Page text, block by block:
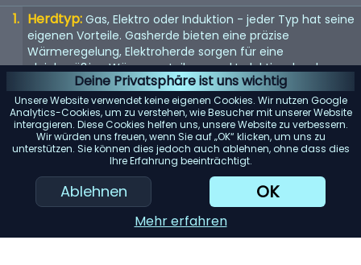
Deine Privatsphäre ist uns wichtig
Unsere Website verwendet keine eigenen Cookies. Wir nutzen Google
Analytics-Cookies, um zu verstehen, wie Besucher mit unserer Website
interagieren. Diese Cookies helfen uns, unsere Website zu verbessern.
Wir würden uns freuen, wenn Sie auf „OK“ klicken, um uns zu
unterstützen. Sie können dies jedoch auch ablehnen, ohne dass dies
Ihre Erfahrung beeinträchtigt.
Ablehnen OK
Mehr erfahren
Herdtyp: Gas, Elektro oder Induktion - jeder Typ hat seine
eigenen Vorteile. Gasherde bieten eine präzise
Wärmeregelung, Elektroherde sorgen für eine
gleichmäßige Wärmeverteilung und Induktionsherde
ermöglichen ein schnelles und effizientes Erhitzen.
Größe: Die Größe des Herds sollte in Ihre Küche passen
und Ihren Kochbedürfnissen entsprechen.
Standardbreiten sind 30 und 36 Zoll, aber es sind auch
größere Modelle erhältlich.
Anzahl der Brenner:
Mehr Brenner bieten mehr
Flexibilität. Berücksichtigen Sie Ihre Kochgewohnheiten -
kochen Sie oft mehrere Gerichte gleichzeitig?